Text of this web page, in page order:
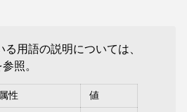
用語の説明については、
照。
属性 値